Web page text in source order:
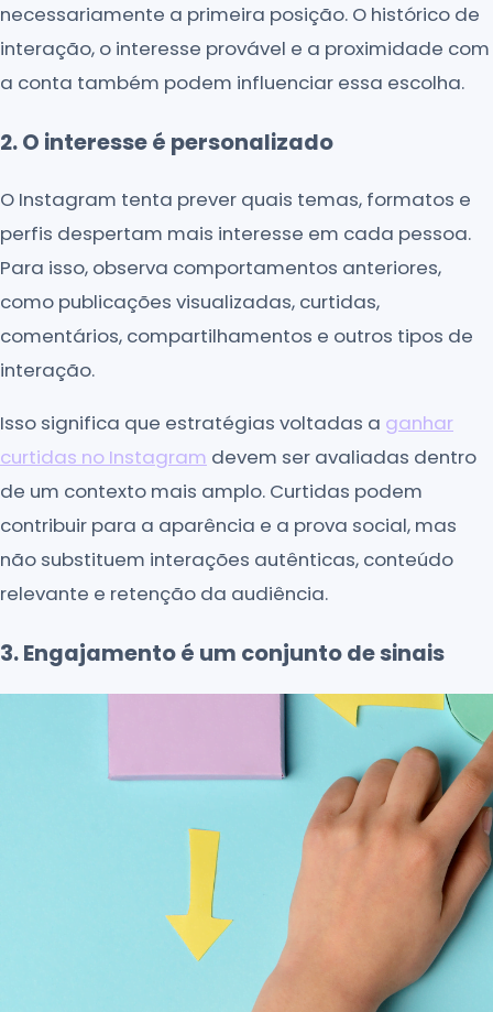
necessariamente a primeira posição. O histórico de
interação, o interesse provável e a proximidade com
a conta também podem influenciar essa escolha.
2. O interesse é personalizado
O Instagram tenta prever quais temas, formatos e
perfis despertam mais interesse em cada pessoa.
Para isso, observa comportamentos anteriores,
como publicações visualizadas, curtidas,
comentários, compartilhamentos e outros tipos de
interação.
Isso significa que estratégias voltadas a ganhar
curtidas no Instagram devem ser avaliadas dentro
de um contexto mais amplo. Curtidas podem
contribuir para a aparência e a prova social, mas
não substituem interações autênticas, conteúdo
relevante e retenção da audiência.
3. Engajamento é um conjunto de sinais